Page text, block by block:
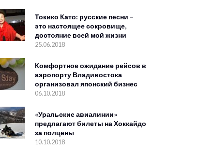
Токико Като: русские песни –
это настоящее сокровище,
достояние всей мой жизни
25.06.2018
Комфортное ожидание рейсов в
аэропорту Владивостока
организовал японский бизнес
06.10.2018
«Уральские авиалинии»
предлагают билеты на Хоккайдо
за полцены
10.10.2018